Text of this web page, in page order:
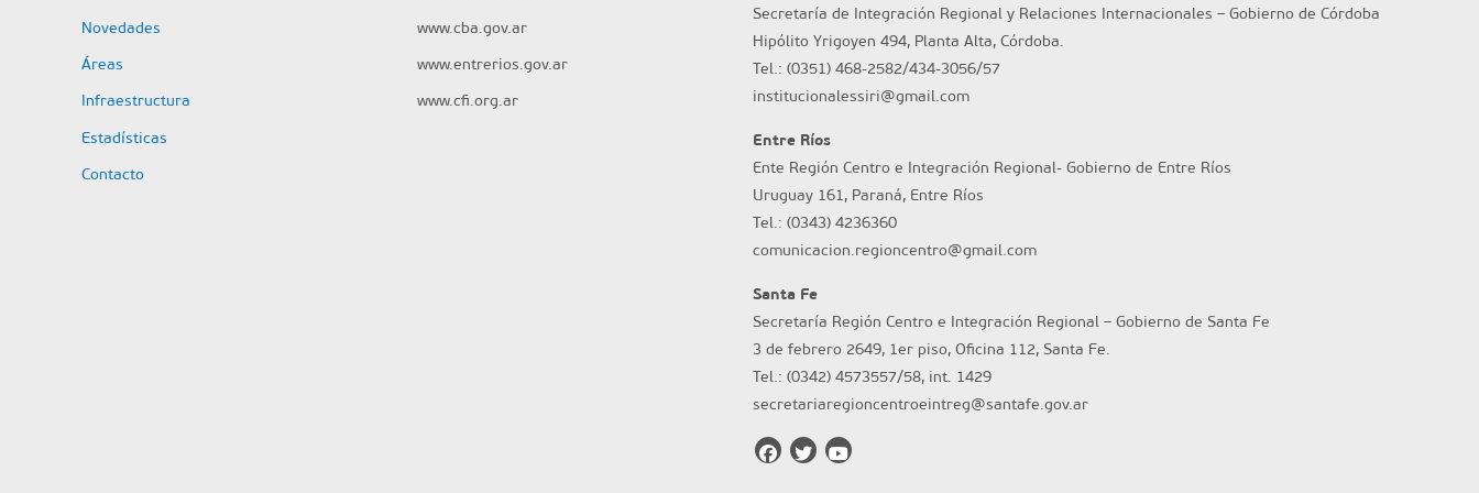
Novedades
Áreas
Infraestructura
Estadísticas
Contacto
www.cba.gov.ar
www.entrerios.gov.ar
www.cfi.org.ar
Secretaría de Integración Regional y Relaciones Internacionales – Gobierno de Córdoba
Hipólito Yrigoyen 494, Planta Alta, Córdoba.
Tel.: (0351) 468-2582/434-3056/57
institucionalessiri@gmail.com
Entre Ríos
Ente Región Centro e Integración Regional- Gobierno de Entre Ríos
Uruguay 161, Paraná, Entre Ríos
Tel.: (0343) 4236360
comunicacion.regioncentro@gmail.com
Santa Fe
Secretaría Región Centro e Integración Regional – Gobierno de Santa Fe
3 de febrero 2649, 1er piso, Oficina 112, Santa Fe.
Tel.: (0342) 4573557/58, int. 1429
secretariaregioncentroeintreg@santafe.gov.ar